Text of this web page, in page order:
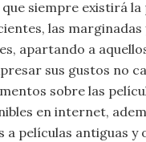
que siempre existirá
las marginadas
apartando a
sus gustos no
sobre las
en internet,
a películas antiguas y